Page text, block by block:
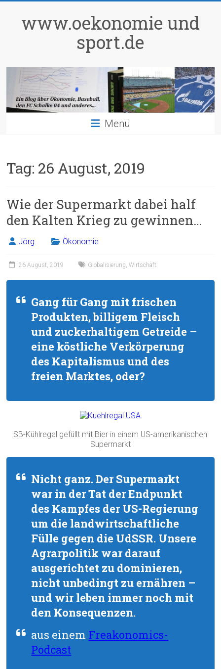
springenwww.oekonomie und
sport.de
Menü
Tag: 26 August, 2019
Wie der Supermarkt dabei half
den Kalten Krieg zu gewinnen…
Jörg Ökonomie
26 August, 2019 Globalisierung,Wirtschaft
Gang für Gang mit frischen
Produkten, billigem Fleisch
und zuckerhaltigem Getreide –
eine köstliche Verkörperung
des Kapitalismus und des
freien Marktes, oder?
SB-Kühlregal gefüllt mit Bier in einem US-amerikanischen
Supermarkt
Nicht ganz. Der Supermarkt
war in der Tat der Endpunkt
des Kampfes der US-Regierung
um die landwirtschaftliche
Fülle gegen die UdSSR. Unsere
Agrarpolitik war darauf
ausgerichtet zu dominieren,
nicht unbedingt zu ernähren –
und wir leben immer noch mit
den Konsequenzen.
aus einem Freakonomics-
Podcast